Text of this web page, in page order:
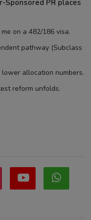
PR places
on a 482/186 visa.
pathway (Subclass
allocation numbers.
reform unfolds.